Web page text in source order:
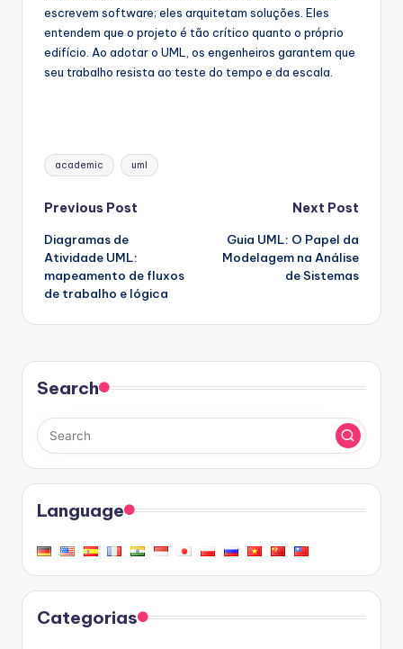
escrevem software; eles arquitetam soluções. Eles
entendem que o projeto é tão crítico quanto o próprio
edifício. Ao adotar o UML, os engenheiros garantem que
seu trabalho resista ao teste do tempo e da escala.
Tags:
academic uml
Post
navigation
Previous Post
Diagramas de
Atividade UML:
mapeamento de fluxos
de trabalho e lógica
Next Post
Guia UML: O Papel da
Modelagem na Análise
de Sistemas
Search
Language
Categorias